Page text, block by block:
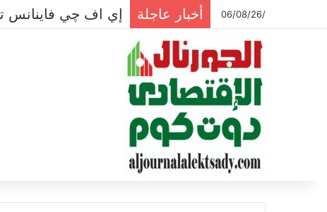
/06/08/26 أخبار عاجلة إي اف چي فاينانس